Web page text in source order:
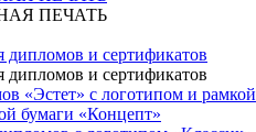
ПЕЧАТЬ
и сертификатов
и сертификатов
«Эстет» с логотипом и рамкой
бумаги «Концепт»